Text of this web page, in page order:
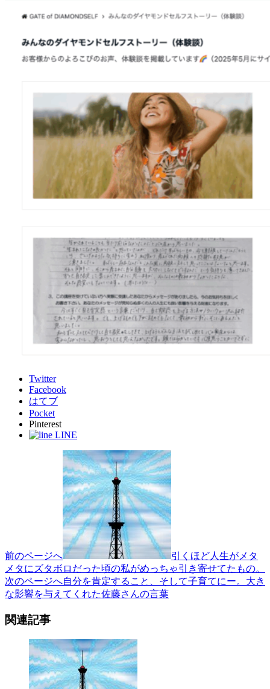
Twitter
Facebook
はてブ
Pocket
Pinterest
LINE
ー
シ
ョ
ン
前のページへ
引くほど人生がメタ
メタにズタボロだった頃の私がめっちゃ引き寄せてたもの。
次のページへ自分を肯定すること、そして子育てにー。大き
な影響を与えてくれた佐藤さんの言葉
関連記事